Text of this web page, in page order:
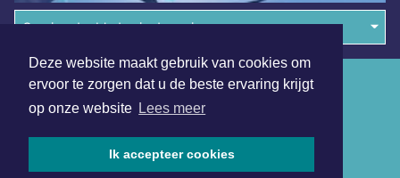
Deze website maakt gebruik van cookies om
ervoor te zorgen dat u de beste ervaring krijgt
op onze website Lees meer
Ik accepteer cookies
Overige dagbladen in de regio
Algemene voorwaarden
Disclaimer